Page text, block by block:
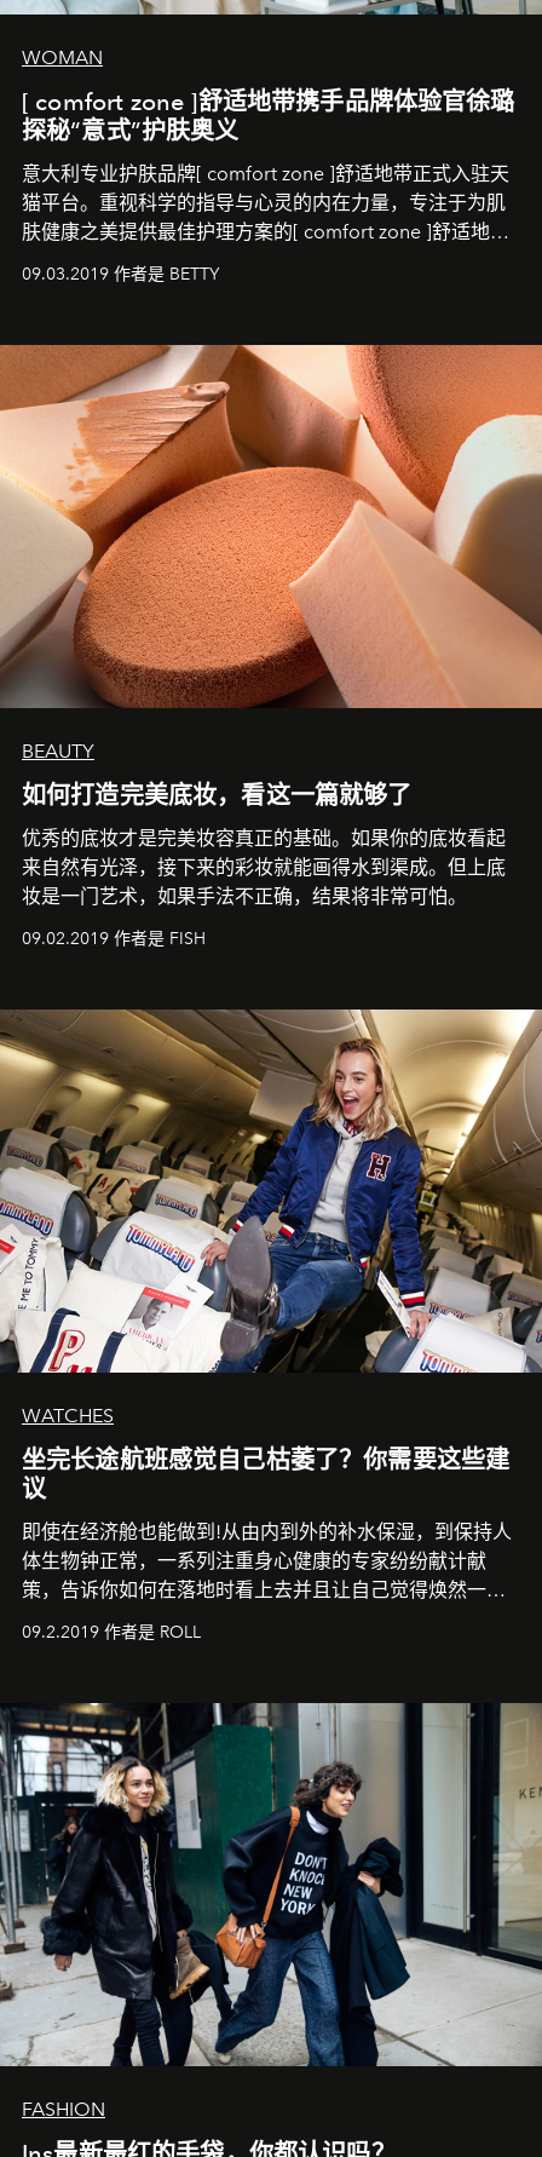
WOMAN
[ comfort zone ]舒适地带携手品牌体验官徐璐
探秘“意式”护肤奥义
意大利专业护肤品牌[ comfort zone ]舒适地带正式入驻天
猫平台。重视科学的指导与心灵的内在力量，专注于为肌
肤健康之美提供最佳护理方案的[ comfort zone ]舒适地
带，将为中国消费者带来一场呵护心灵与肌肤的全新体
09.03.2019 作者是 BETTY
BEAUTY
如何打造完美底妆，看这一篇就够了
优秀的底妆才是完美妆容真正的基础。如果你的底妆看起
来自然有光泽，接下来的彩妆就能画得水到渠成。但上底
妆是一门艺术，如果手法不正确，结果将非常可怕。
09.02.2019 作者是 FISH
WATCHES
坐完长途航班感觉自己枯萎了？你需要这些建
议
即使在经济舱也能做到!从由内到外的补水保湿，到保持人
体生物钟正常，一系列注重身心健康的专家纷纷献计献
策，告诉你如何在落地时看上去并且让自己觉得焕然一
09.2.2019 作者是 ROLL
FASHION